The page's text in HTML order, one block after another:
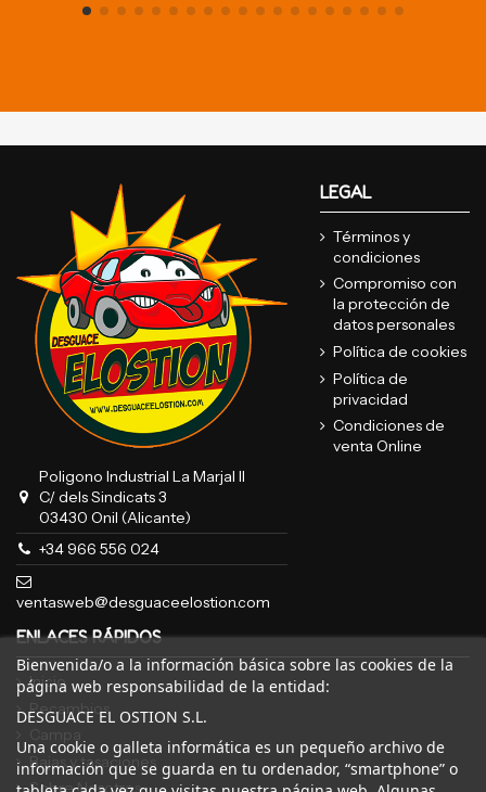
Poligono Industrial La Marjal II
C/ dels Sindicats 3
03430 Onil (Alicante)
+34 966 556 024
ventasweb@desguaceelostion.com
LEGAL
Términos y
condiciones
Compromiso con
la protección de
datos personales
Política de cookies
Política de
privacidad
Condiciones de
venta Online
ENLACES RÁPIDOS
Inicio
Recambios
Bajas y tasaciones
Sobre Nosotros
Bienvenida/o a la información básica sobre las cookies de la
página web responsabilidad de la entidad:
DESGUACE EL OSTION S.L.
Una cookie o galleta informática es un pequeño archivo de
información que se guarda en tu ordenador, “smartphone” o